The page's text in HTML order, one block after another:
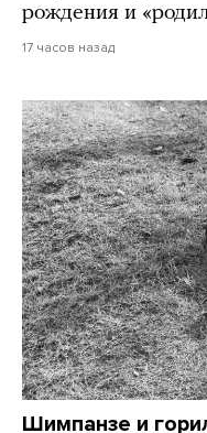
рождения и
17 часов назад
Шимпанзе и